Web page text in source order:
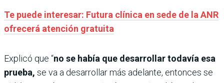
Te puede interesar: Futura clínica en sede de la ANR
ofrecerá atención gratuita
Explicó que “no se había que desarrollar todavía esa
prueba, se va a desarrollar más adelante, entonces se